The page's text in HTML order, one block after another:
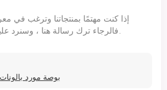
إذا كنت مهتمًا بمنتجاتنا وترغب في
فالرجاء ترك رسالة هنا ، وسنرد عليك في أقرب وقت ممكن.
18 بوصة مورد